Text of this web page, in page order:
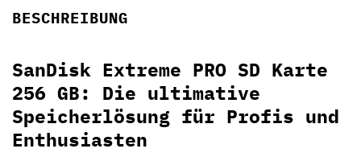
BESCHREIBUNG
SanDisk Extreme PRO SD Karte
256 GB: Die ultimative
Speicherlösung für Profis und
Enthusiasten